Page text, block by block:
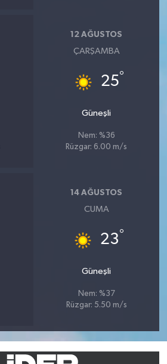
12 AĞUSTOS
ÇARŞAMBA
25°
Güneşli
Nem: %36
Rüzgar: 6.00 m/s
14 AĞUSTOS
CUMA
23°
Güneşli
Nem: %37
Rüzgar: 5.50 m/s